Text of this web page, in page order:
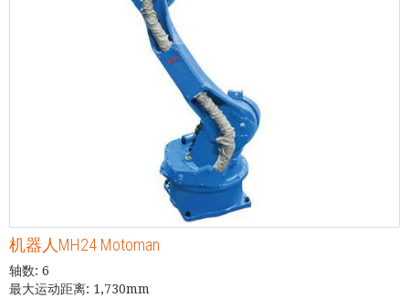
机器人MH24 Motoman
轴数: 6
最大运动距离: 1,730mm